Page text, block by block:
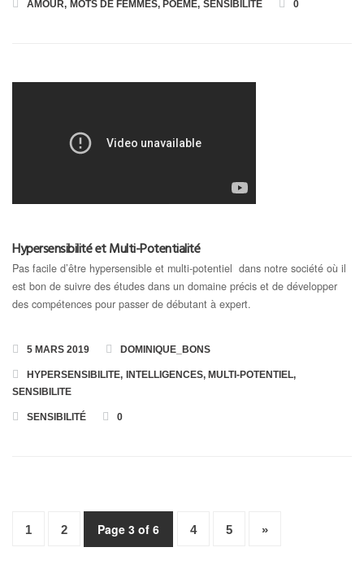
AMOUR, MOTS DE FEMMES, POÈME, SENSIBILITÉ 0
Hypersensibilité et Multi-Potentialité
Pas facile d’être hypersensible et multi-potentiel dans notre société où il
est bon de suivre des études dans un domaine précis et de développer
des compétences pour passer de débutant à expert.
5 MARS 2019 DOMINIQUE_BONS
HYPERSENSIBILITE, INTELLIGENCES, MULTI-POTENTIEL,
SENSIBILITE
SENSIBILITÉ 0
1 2 Page 3 of 6 4 5 »